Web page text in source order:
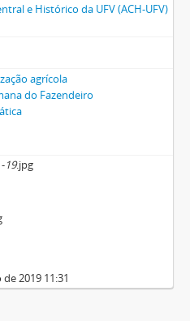
e Histórico da UFV (ACH-UFV)
agrícola
do Fazendeiro
19.jpg
2019 11:31